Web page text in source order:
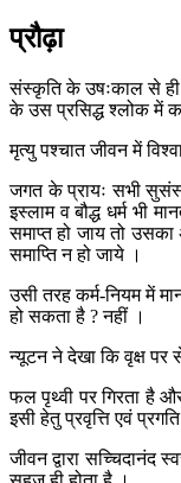
प्रौढ़ा
संस्कृति के उषःकाल से ही
के उस प्रसिद्ध श्लोक में
मृत्यु पश्चात जीवन में
जगत के प्रायः सभी
इस्लाम व बौद्ध धर्म भी
समाप्त हो जाय तो
समाप्ति न हो जाये ।
उसी तरह कर्म-नियम में
हो सकता है ? नहीं ।
न्यूटन ने देखा कि वृक्ष पर
फल पृथ्वी पर गिरता है
इसी हेतु प्रवृत्ति एवं
जीवन द्वारा सच्चिदानंद